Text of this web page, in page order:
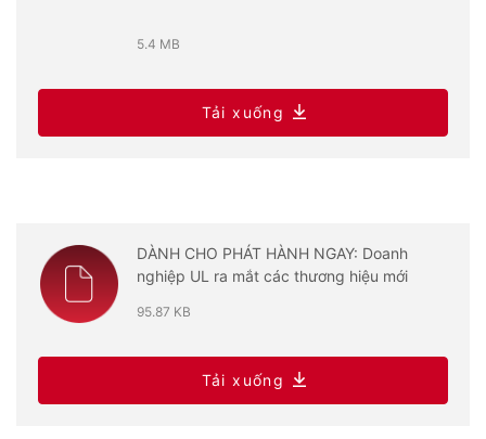
5.4 MB
Tải xuống
DÀNH CHO PHÁT HÀNH NGAY: Doanh
nghiệp UL ra mắt các thương hiệu mới
95.87 KB
Tải xuống